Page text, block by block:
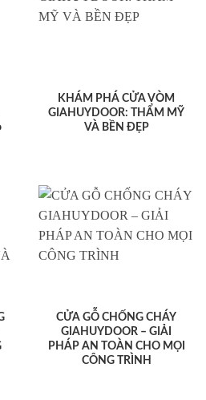
KHÁM PHÁ CỬA VÒM
GIAHUYDOOR: THẨM MỸ
VÀ BỀN ĐẸP
CỬA GỖ CHỐNG CHÁY
GIAHUYDOOR – GIẢI
PHÁP AN TOÀN CHO MỌI
CÔNG TRÌNH